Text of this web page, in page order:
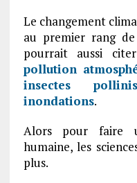
Le changement
au premier rang
pourrait aussi
pollution
insectes
inondations.
Alors pour faire
humaine, les
plus.